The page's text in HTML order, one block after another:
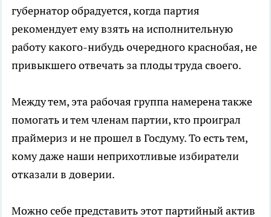
губернатор обрадуется, когда партия
рекомендует ему взять на исполнительную
работу какого-нибудь очередного краснобая, не
привыкшего отвечать за плоды труда своего.
Между тем, эта рабочая группа намерена также
помогать и тем членам партии, кто проиграл
праймериз и не прошел в Госдуму. То есть тем,
кому даже наши неприхотливые избиратели
отказали в доверии.
Можно себе представить этот партийный актив